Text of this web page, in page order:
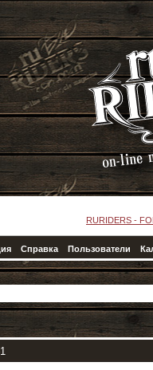
RURIDERS -
Справка Пользователи